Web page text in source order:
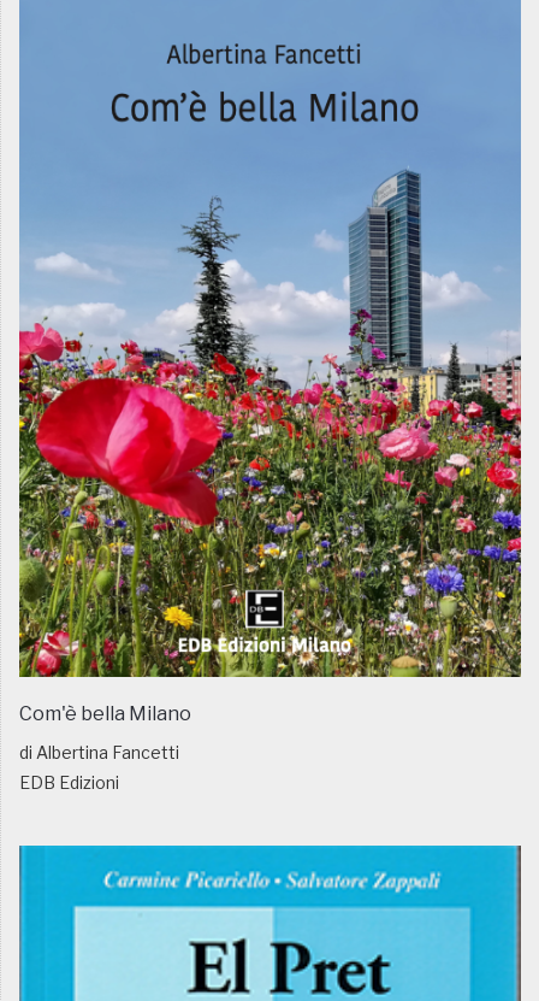
Com'è bella Milano
di Albertina Fancetti
EDB Edizioni